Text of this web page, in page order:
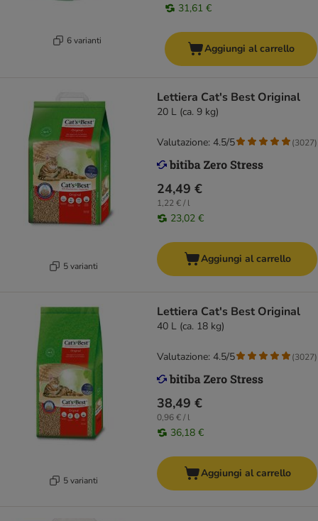
6 varianti
31,61 €
Aggiungi al carrello
5 varianti
Lettiera Cat's Best Original
20 L (ca. 9 kg)
24,49 €
1,22 € / l
23,02 €
Valutazione: 4.5/5 (3027)
Aggiungi al carrello
5 varianti
Lettiera Cat's Best Original
40 L (ca. 18 kg)
38,49 €
0,96 € / l
36,18 €
Valutazione: 4.5/5 (3027)
Aggiungi al carrello